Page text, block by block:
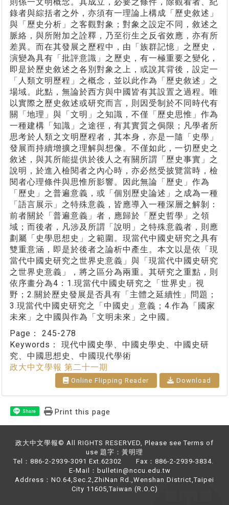
錄者與綜括者之外，亦須有一理論上構成「歷史敘述」
與「歷史分析」之客觀對象；對象之設定不同，敘述之
脈絡，與所附加之詮釋，乃至衍生之反省效應，亦有所
差異。而在其發展之歷程中，由「族群記憶」之歷史，
演變為具有「批評意識」之歷史，有一極重要之變化，
即是於歷史敘述之各別對象之上，或說其背後，設定一
「人類文明歷程」之概念，並以此作為「歷史敘述」之
場域。此點，無論於西方與中國皆有其設置之過程。唯
以實際之歷史敘述或研究而言，則因受制於不同時代有
關「地理」與「文明」之知識，不僅「歷史思惟」作為
一種建構「知識」之途徑，有其實質之侷限；凡學者所
思考於人類之文明歷程者，其本身，亦是一隨「史學」
發展而持續增擴之理解與想像。不僅如此，一切歷史之
敘述，與其所能提供於後人之有關所謂「歷史事實」之
說明，於進入檢閱者之內心時，亦必然受披覽當時，檢
閱者心理條件與思惟所影響。因此無論「歷史」作為
「歷史」之普遍意義，或「個別歷史論述」之成為一種
「語言展示」之特殊意義，皆應導入一種深層之解剝：
前者關於「普遍意義」者，應歸於「歷史哲學」之領
域；而後者，凡涉及所謂「說明」之特殊意義者，則應
劃屬「史學思想史」之範圍。現當代中國史研究之具有
雙重意涵，即是於後者之論析中產生。本文以是依「現
當代中國史研究之世界史意義」與「現當代中國史研究
之世界史意義」，將之區分為兩重。其研究之重點，則
依序畫分為4：1.現當代中國史研究之「世界史」視
野；2.關於歷史發展是否具有「主體之延續性」問題；
3.現當代中國史研究之「中國史」意義；4.作為「國家
未來」之中國與作為「文明未來」之中國。
Page： 245-278
Keywords： 現代中國史學、中國史學史、中國史研
究、中國思想史、中國現代學術
政大中文學報 第二十一期
Online Flipping Reader Download
Share Print this page
政大中文學報© All RIGHTS RESERVED, Please see Terms of
use 題字：黃明理
Tel：886-2-2939-3091 Ext.62302 Fax：886-2-2939-3834.
E-Mail：bulletin@nccu.edu.tw
Address：NO.64,Sec.2,ZhiNan Rd.,Wenshan District,Taipei
City 11605,Taiwan (R.O.C)